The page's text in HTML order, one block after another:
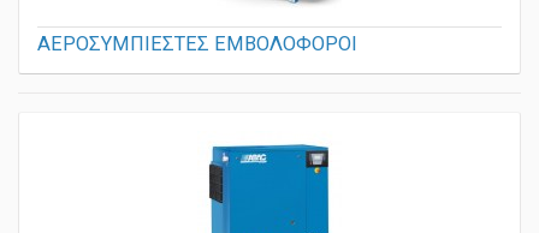
ΑΕΡΟΣΥΜΠΙΕΣΤΕΣ ΕΜΒΟΛΟΦΟΡΟΙ